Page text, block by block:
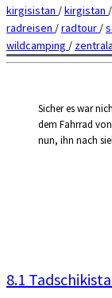
Sicher es war
dem Fahrrad
nun, ihn nach
kirgisistan /kirgistan /
radreisen /radtour /
wildcamping /
8.1